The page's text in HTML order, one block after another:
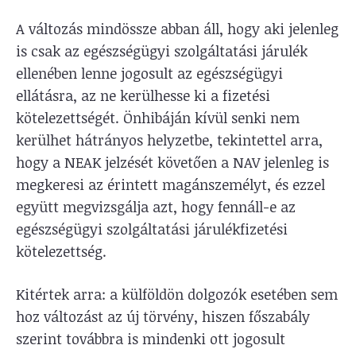
A változás mindössze abban áll, hogy aki jelenleg
is csak az egészségügyi szolgáltatási járulék
ellenében lenne jogosult az egészségügyi
ellátásra, az ne kerülhesse ki a fizetési
kötelezettségét. Önhibáján kívül senki nem
kerülhet hátrányos helyzetbe, tekintettel arra,
hogy a NEAK jelzését követően a NAV jelenleg is
megkeresi az érintett magánszemélyt, és ezzel
együtt megvizsgálja azt, hogy fennáll-e az
egészségügyi szolgáltatási járulékfizetési
kötelezettség.
Kitértek arra: a külföldön dolgozók esetében sem
hoz változást az új törvény, hiszen főszabály
szerint továbbra is mindenki ott jogosult